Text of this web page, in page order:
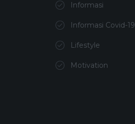
Informasi
Informasi Covid-19
Lifestyle
Motivation